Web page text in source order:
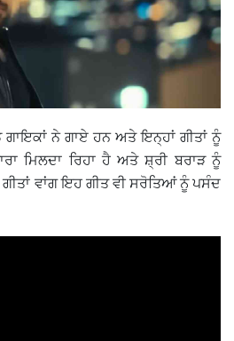
ਨੇ ਗਾਏ ਹਨ ਅਤੇ ਇਨ੍ਹਾਂ ਗੀਤਾਂ ਨੂੰ
ਮਿਲਦਾ ਰਿਹਾ ਹੈ ਅਤੇ ਸ਼੍ਰੀ ਬਰਾੜ ਨੂੰ
ਵਾਂਗ ਇਹ ਗੀਤ ਵੀ ਸਰੋਤਿਆਂ ਨੂੰ ਪਸੰਦ